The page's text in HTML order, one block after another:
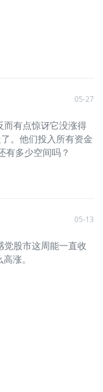
05-27
而有点惊讶它没涨得
。他们投入所有资金
有多少空间吗？
05-13
觉股市这周能一直收
涨。